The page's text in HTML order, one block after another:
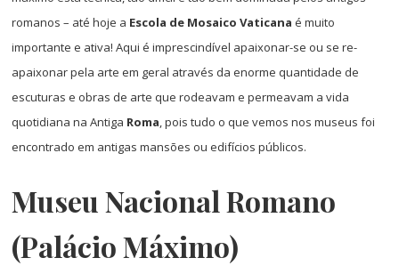
romanos – até hoje a Escola de Mosaico Vaticana é muito
importante e ativa! Aqui é imprescindível apaixonar-se ou se re-
apaixonar pela arte em geral através da enorme quantidade de
escuturas e obras de arte que rodeavam e permeavam a vida
quotidiana na Antiga Roma, pois tudo o que vemos nos museus foi
encontrado em antigas mansões ou edifícios públicos.
Museu Nacional Romano
(Palácio Máximo)